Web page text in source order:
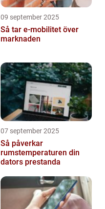
09 september 2025
Så tar e-mobilitet över
marknaden
07 september 2025
Så påverkar
rumstemperaturen din
dators prestanda